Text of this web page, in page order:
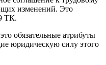
изменений. Это
ТК.
обязательные атрибуты
юридическую силу этого